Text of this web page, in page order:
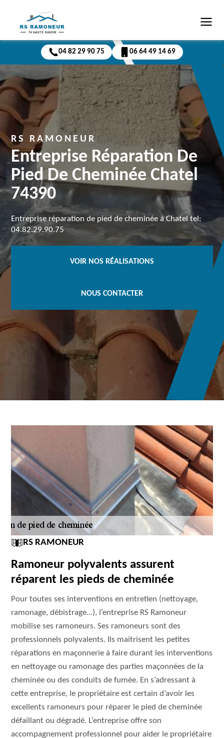
04 82 29 90 75 06 64 49 14 69
RS RAMONEUR
Entreprise Réparation De
Pied De Cheminée Chatel
74390
Entreprise réparation de pied de cheminée à Chatel tel:
04.82.29.90.75
VOIR NOS RÉALISATIONS
NOUS CONTACTER
RS RAMONEUR
Ramoneur polyvalents assurent
réparent les pieds de cheminée
Pour toutes ses interventions en entretien (nettoyage,
ramonage, débistrage…), l’entreprise RS Ramoneur
mobilise ses ramoneurs. Ses ramoneurs sont des
professionnels polyvalents. Ils maitrisent les petites
réparations en maçonnerie à faire durant les interventions
en nettoyage ou ramonage des parties maçonnées de la
cheminée ou des conduits de fumée. En s’adressant à
cette entreprise, le propriétaire est certain d’avoir les
excellents ramoneurs pour réparer le pied de cheminée
défaillant ou dégradé. L’entreprise offre son
accompagnement professionnel pour aider le propriétaire